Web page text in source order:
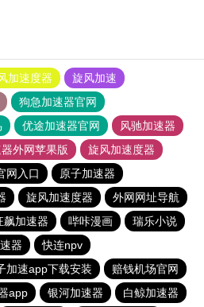
加速度器
旋风加速
狗急加速器官网
优途加速器官网
风驰加速器
外网苹果版
旋风加速度器
网入口
原子加速器
旋风加速度器
外网网址导航
飙加速器 哔咔漫画
瑞乐小说
器
快连npv
加速app下载安装
赔钱机场官网
app 银河加速器 白鲸加速器